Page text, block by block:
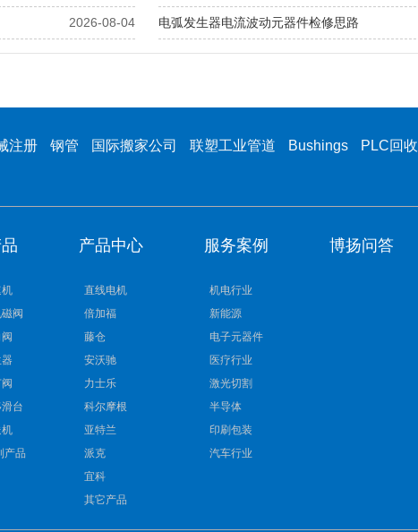
2026-08-04 电弧发生器电流波动元器件检修思路
注册 钢管 国际搬家公司 联塑工业管道 Bushings PLC回收
阀
台
产品
产品中心
直线电机
倍加福
藤仓
安沃驰
力士乐
科尔摩根
亚特兰
派克
宜科
其它产品
服务案例
机电行业
新能源
电子元器件
医疗行业
激光切割
半导体
印刷包装
汽车行业
博扬问答